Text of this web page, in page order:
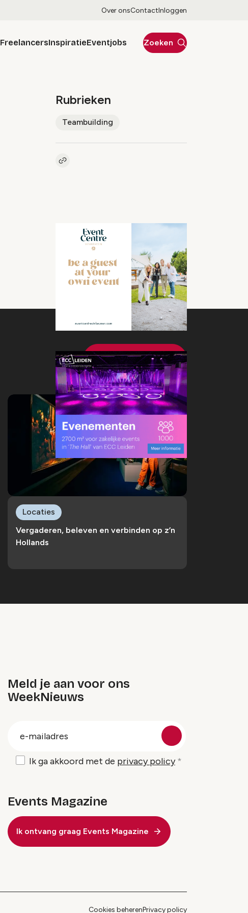
Over onsContactInloggen
FreelancersInspiratieEventjobs Zoeken
Rubrieken
Teambuilding
Kopieer link naar artikel
Bekijk meer nieuws
Vergaderen, beleven en verbinden op z’n
Hollands
Locaties
Meld je aan voor ons
WeekNieuws
Ik ga akkoord met de privacy policy
Events Magazine
Ik ontvang graag Events Magazine
Cookies beherenPrivacy policy